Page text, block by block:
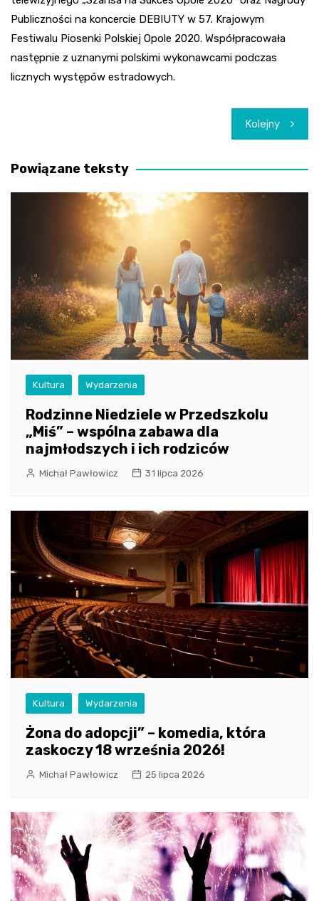
Publiczności na koncercie DEBIUTY w 57. Krajowym
Festiwalu Piosenki Polskiej Opole 2020. Współpracowała
następnie z uznanymi polskimi wykonawcami podczas
licznych występów estradowych.
Kolejny
Powiązane teksty
Kultura Wydarzenia
Rodzinne Niedziele w Przedszkolu
„Miś” – wspólna zabawa dla
najmłodszych i ich rodziców
Michał Pawłowicz 31 lipca 2026
Kultura Wydarzenia
Żona do adopcji” – komedia, która
zaskoczy 18 września 2026!
Michał Pawłowicz 25 lipca 2026